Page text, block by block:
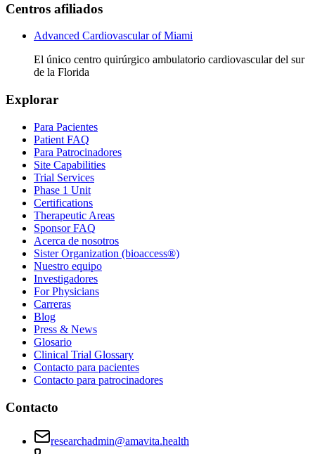
Centros afiliados
Advanced Cardiovascular of Miami
El único centro quirúrgico ambulatorio cardiovascular del sur
de la Florida
Explorar
Para Pacientes
Patient FAQ
Para Patrocinadores
Site Capabilities
Trial Services
Phase 1 Unit
Certifications
Therapeutic Areas
Sponsor FAQ
Acerca de nosotros
Sister Organization (bioaccess®)
Nuestro equipo
Investigadores
For Physicians
Carreras
Blog
Press & News
Glosario
Clinical Trial Glossary
Contacto para pacientes
Contacto para patrocinadores
Contacto
researchadmin@amavita.health